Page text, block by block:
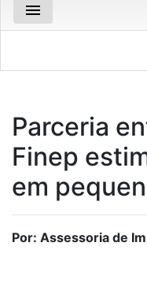
menu
Parceria
Finep
em
Por: Assessoria de